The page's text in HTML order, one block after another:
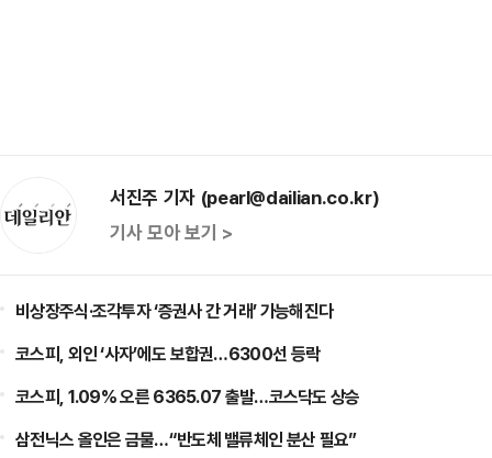
서진주 기자 (pearl@dailian.co.kr)
기사 모아 보기 >
비상장주식·조각투자 ‘증권사 간 거래’ 가능해진다
코스피, 외인 ‘사자’에도 보합권…6300선 등락
코스피, 1.09% 오른 6365.07 출발…코스닥도 상승
삼전닉스 올인은 금물…“반도체 밸류체인 분산 필요”